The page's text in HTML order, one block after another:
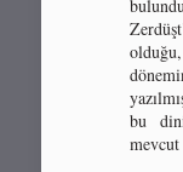
bu